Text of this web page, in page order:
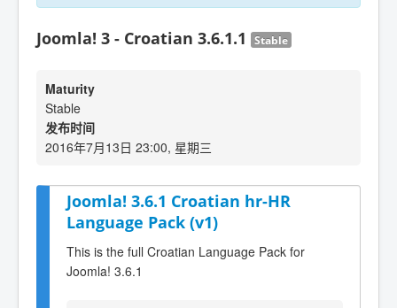
Joomla! 3 - Croatian 3.6.1.1 Stable
Maturity
Stable
发布时间
2016年7月13日 23:00, 星期三
Joomla! 3.6.1 Croatian hr-HR
Language Pack (v1)
This is the full Croatian Language Pack for
Joomla! 3.6.1